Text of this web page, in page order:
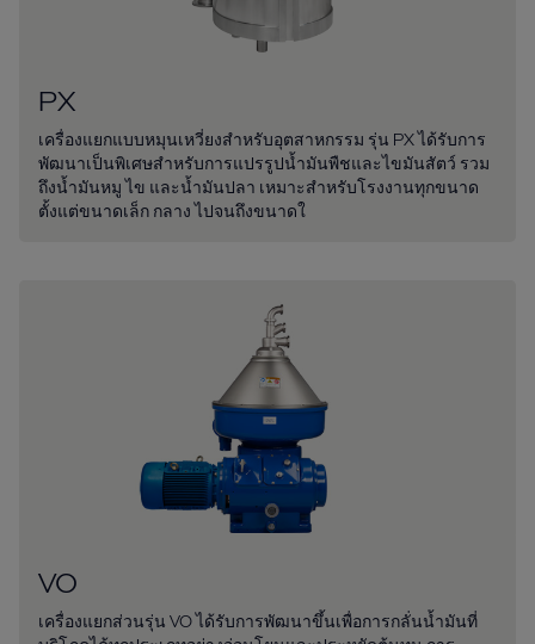
PX
เครื่องแยกแบบหมุนเหวี่ยงสำหรับอุตสาหกรรม รุ่น PX ได้รับการ
พัฒนาเป็นพิเศษสำหรับการแปรรูปน้ำมันพืชและไขมันสัตว์ รวม
ถึงน้ำมันหมู ไข และน้ำมันปลา เหมาะสำหรับโรงงานทุกขนาด
ตั้งแต่ขนาดเล็ก กลาง ไปจนถึงขนาดใ
VO
เครื่องแยกส่วนรุ่น VO ได้รับการพัฒนาขึ้นเพื่อการกลั่นน้ำมันที่